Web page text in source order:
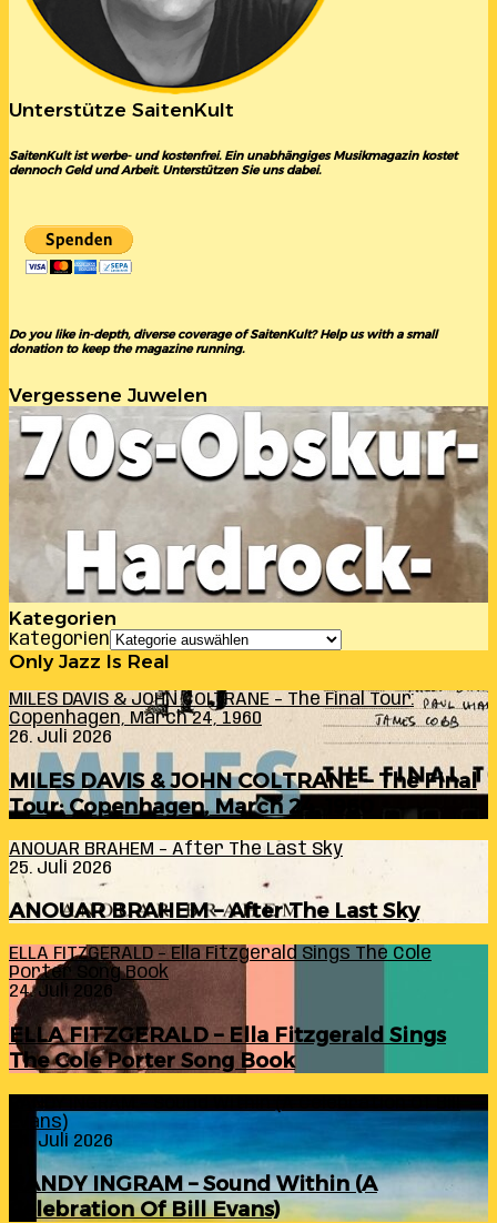
Unterstütze SaitenKult
SaitenKult ist werbe- und kostenfrei. Ein unabhängiges Musikmagazin kostet
dennoch Geld und Arbeit. Unterstützen Sie uns dabei.
Do you like in-depth, diverse coverage of SaitenKult? Help us with a small
donation to keep the magazine running.
Vergessene Juwelen
Kategorien
Kategorien
Only Jazz Is Real
MILES DAVIS & JOHN COLTRANE – The Final Tour:
Copenhagen, March 24, 1960
26. Juli 2026
MILES DAVIS & JOHN COLTRANE – The Final
Tour: Copenhagen, March 24, 1960
ANOUAR BRAHEM – After The Last Sky
25. Juli 2026
ANOUAR BRAHEM – After The Last Sky
ELLA FITZGERALD – Ella Fitzgerald Sings The Cole
Porter Song Book
24. Juli 2026
ELLA FITZGERALD – Ella Fitzgerald Sings
The Cole Porter Song Book
Evans)
24. Juli 2026
RANDY INGRAM – Sound Within (A
Celebration Of Bill Evans)